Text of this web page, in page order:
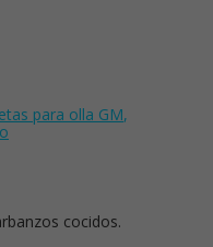
para olla GM,
cocidos.